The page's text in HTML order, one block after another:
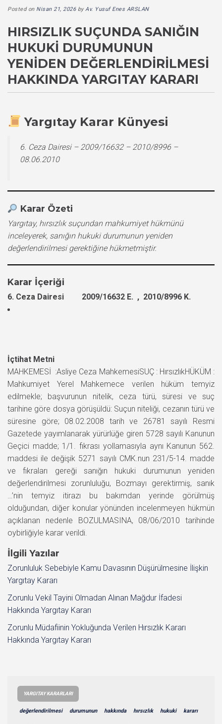
Posted on Nisan 21, 2026byAv. Yusuf Enes ARSLAN
HIRSIZLIK SUÇUNDA SANIĞIN
HUKUKI DURUMUNUN
YENIDEN DEĞERLENDIRILMESI
HAKKINDA YARGITAY KARARI
Yargıtay Karar Künyesi
6. Ceza Dairesi – 2009/16632 – 2010/8996 –
08.06.2010
Karar Özeti
Yargıtay, hırsızlık suçundan mahkumiyet hükmünü
inceleyerek, sanığın hukuki durumunun yeniden
değerlendirilmesi gerektiğine hükmetmiştir.
Karar İçeriği
6. Ceza Dairesi 2009/16632 E. , 2010/8996 K.
İçtihat Metni
MAHKEMESİ :Asliye Ceza MahkemesiSUÇ : HırsızlıkHÜKÜM :
Mahkumiyet Yerel Mahkemece verilen hüküm temyiz
edilmekle; başvurunun nitelik, ceza türü, süresi ve suç
tarihine göre dosya görüşüldü: Suçun niteliği, cezanın türü ve
süresine göre; 08.02.2008 tarih ve 26781 sayılı Resmi
Gazetede yayımlanarak yürürlüğe giren 5728 sayılı Kanunun
Geçici madde; 1/1. fıkrası yollamasıyla aynı Kanunun 562.
maddesi ile değişik 5271 sayılı CMK.nun 231/5-14. madde
ve fıkraları gereği sanığın hukuki durumunun yeniden
değerlendirilmesi zorunluluğu, Bozmayı gerektirmiş, sanık
…’nin temyiz itirazı bu bakımdan yerinde görülmüş
olduğundan, diğer konular yönünden incelenmeyen hükmün
açıklanan nedenle BOZULMASINA, 08/06/2010 tarihinde
oybirliğiyle karar verildi.
İlgili Yazılar
Zorunluluk Sebebiyle Kamu Davasının Düşürülmesine İlişkin
Yargıtay Kararı
Zorunlu Vekil Tayini Olmadan Alınan Mağdur İfadesi
Hakkında Yargıtay Kararı
Zorunlu Müdafiinin Yokluğunda Verilen Hırsızlık Kararı
Hakkında Yargıtay Kararı
YARGITAY KARARLARI
değerlendirilmesi durumunun hakkında hırsızlık hukuki kararı